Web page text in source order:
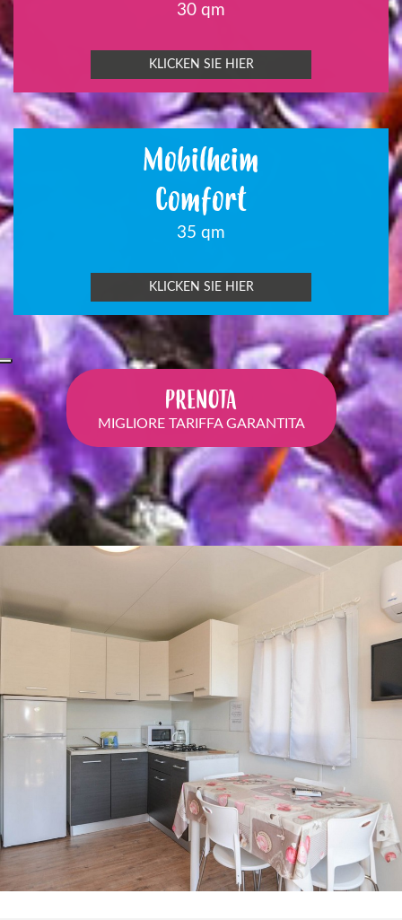
30 qm
KLICKEN SIE HIER
Mobilheim
Comfort
35 qm
KLICKEN SIE HIER
PRENOTA
MIGLIORE TARIFFA GARANTITA